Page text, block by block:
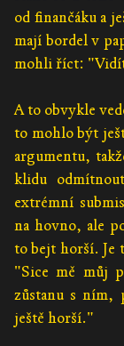
od finančáku a
mají bordel v
mohli říct:
A to obvykle
to mohlo být
argumentu,
klidu
extrémní
na hovno, ale
to bejt horší. Je
"Sice mě můj
zůstanu s ním,
ještě horší."